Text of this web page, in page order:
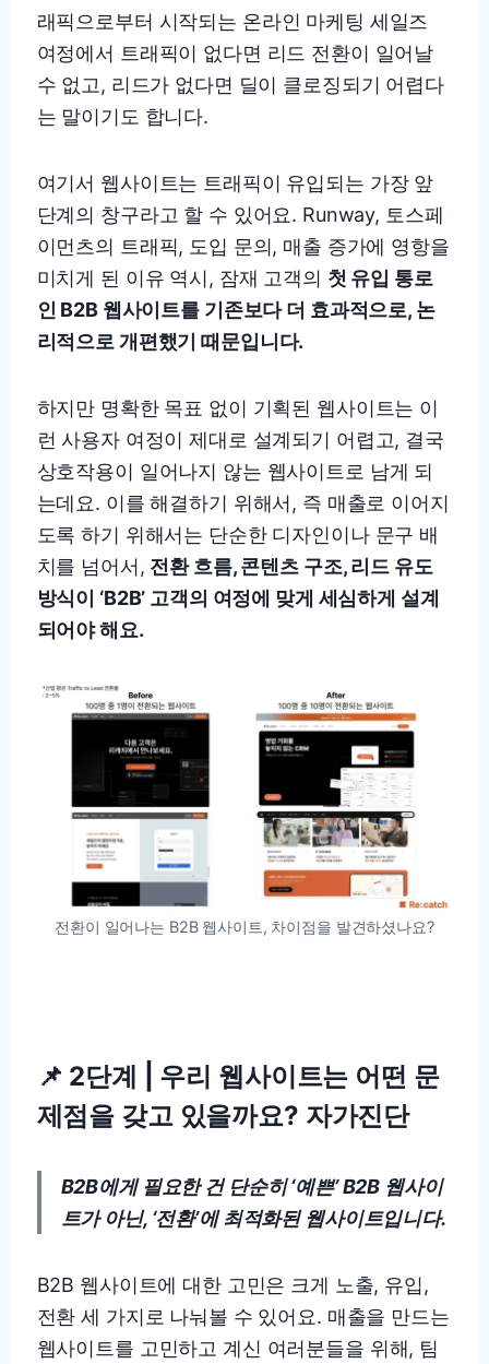
래픽으로부터 시작되는 온라인 마케팅 세일즈
여정에서 트래픽이 없다면 리드 전환이 일어날
수 없고, 리드가 없다면 딜이 클로징되기 어렵다
는 말이기도 합니다.
여기서 웹사이트는 트래픽이 유입되는 가장 앞
단계의 창구라고 할 수 있어요. Runway, 토스페
이먼츠의 트래픽, 도입 문의, 매출 증가에 영항을
미치게 된 이유 역시, 잠재 고객의 첫 유입 통로
인 B2B 웹사이트를 기존보다 더 효과적으로, 논
리적으로 개편했기 때문입니다.
하지만 명확한 목표 없이 기획된 웹사이트는 이
런 사용자 여정이 제대로 설계되기 어렵고, 결국
상호작용이 일어나지 않는 웹사이트로 남게 되
는데요. 이를 해결하기 위해서, 즉 매출로 이어지
도록 하기 위해서는 단순한 디자인이나 문구 배
치를 넘어서, 전환 흐름, 콘텐츠 구조, 리드 유도
방식이 ‘B2B’ 고객의 여정에 맞게 세심하게 설계
되어야 해요.
전환이 일어나는 B2B 웹사이트, 차이점을 발견하셨나요?
📌 2단계 | 우리 웹사이트는 어떤 문
제점을 갖고 있을까요? 자가진단
B2B에게 필요한 건 단순히 ‘예쁜’ B2B 웹사이
트가 아닌, ‘전환’에 최적화된 웹사이트입니다.
B2B 웹사이트에 대한 고민은 크게 노출, 유입,
전환 세 가지로 나눠볼 수 있어요. 매출을 만드는
웹사이트를 고민하고 계신 여러분들을 위해, 팀